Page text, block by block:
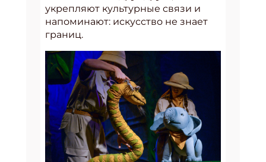
укрепляют культурные связи и
напоминают: искусство не знает
границ.